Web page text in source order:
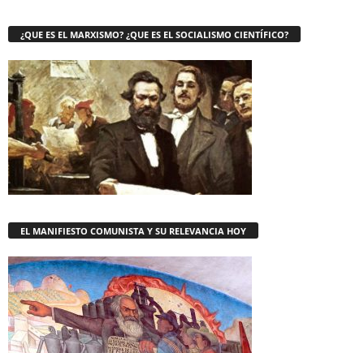
¿QUE ES EL MARXISMO? ¿QUE ES EL SOCIALISMO CIENTÍFICO?
EL MANIFIESTO COMUNISTA Y SU RELEVANCIA HOY